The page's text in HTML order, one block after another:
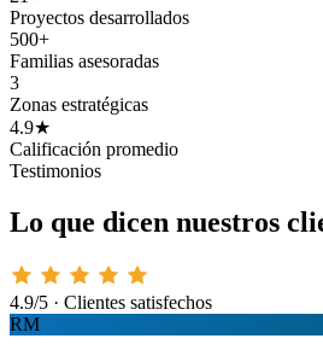
Proyectos desarrollados
500+
Familias asesoradas
3
Zonas estratégicas
4.9★
Calificación promedio
Testimonios
Lo que dicen nuestros
4.9/5 · Clientes satisfechos
RM